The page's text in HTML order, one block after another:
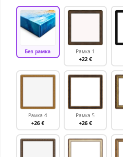
Без рамка Рамка 1
+22 €
Рамка 4
+26 €
Рамка 5
+26 €